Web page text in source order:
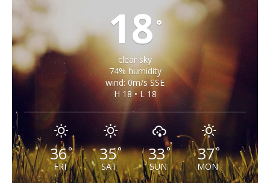
18 °
clear sky
74% humidity
wind: 0m/s SSE
H 18 • L 18
36°
FRI
35°
SAT
33°
SUN
37°
MON